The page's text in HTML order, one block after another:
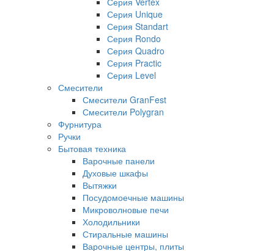
Серия Unique
Серия Standart
Серия Rondo
Серия Quadro
Серия Practic
Серия Level
Смесители
Смесители GranFest
Смесители Polygran
Фурнитура
Ручки
Бытовая техника
Варочные панели
Духовые шкафы
Вытяжки
Посудомоечные машины
Микроволновые печи
Холодильники
Стиральные машины
Варочные центры, плиты